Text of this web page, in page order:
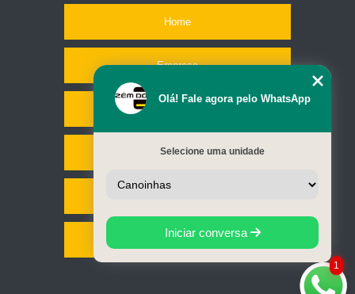
Home
Empresa
Serviços
Mapa do site
1
Olá! Fale agora pelo WhatsApp
Selecione uma unidade
Iniciar conversa